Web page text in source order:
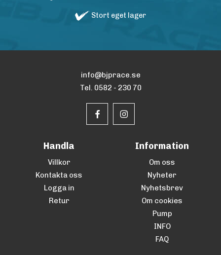
Stort eget lager
info@bjprace.se
Tel. 0582 - 230 70
Handla
Villkor
Kontakta oss
Logga in
Retur
Information
Om oss
Nyheter
Nyhetsbrev
Om cookies
Pump
INFO
FAQ